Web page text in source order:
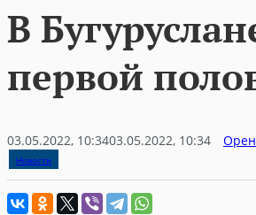
В
первой
03.05.2022, 10:3403.05.2022, 10:34
Новости